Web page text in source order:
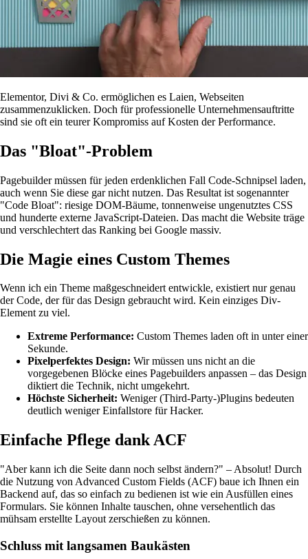
Elementor, Divi & Co. ermöglichen es Laien, Webseiten
zusammenzuklicken. Doch für professionelle Unternehmensauftritte
sind sie oft ein teurer Kompromiss auf Kosten der Performance.
Das "Bloat"-Problem
Pagebuilder müssen für jeden erdenklichen Fall Code-Schnipsel laden,
auch wenn Sie diese gar nicht nutzen. Das Resultat ist sogenannter
"Code Bloat": riesige DOM-Bäume, tonnenweise ungenutztes CSS
und hunderte externe JavaScript-Dateien. Das macht die Website träge
und verschlechtert das Ranking bei Google massiv.
Die Magie eines Custom Themes
Wenn ich ein Theme maßgeschneidert entwickle, existiert nur genau
der Code, der für das Design gebraucht wird. Kein einziges Div-
Element zu viel.
Extreme Performance: Custom Themes laden oft in unter einer
Sekunde.
Pixelperfektes Design: Wir müssen uns nicht an die
vorgegebenen Blöcke eines Pagebuilders anpassen – das Design
diktiert die Technik, nicht umgekehrt.
Höchste Sicherheit: Weniger (Third-Party-)Plugins bedeuten
deutlich weniger Einfallstore für Hacker.
Einfache Pflege dank ACF
"Aber kann ich die Seite dann noch selbst ändern?" – Absolut! Durch
die Nutzung von Advanced Custom Fields (ACF) baue ich Ihnen ein
Backend auf, das so einfach zu bedienen ist wie ein Ausfüllen eines
Formulars. Sie können Inhalte tauschen, ohne versehentlich das
mühsam erstellte Layout zerschießen zu können.
Schluss mit langsamen Baukästen